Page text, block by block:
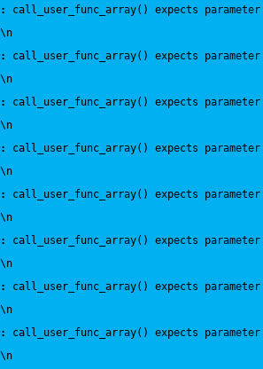
:
call_user_func_array() expects
\n
:
call_user_func_array() expects
\n
:
call_user_func_array() expects
\n
:
call_user_func_array() expects
\n
:
call_user_func_array() expects
\n
:
call_user_func_array() expects
\n
:
call_user_func_array() expects
\n
:
call_user_func_array() expects
\n